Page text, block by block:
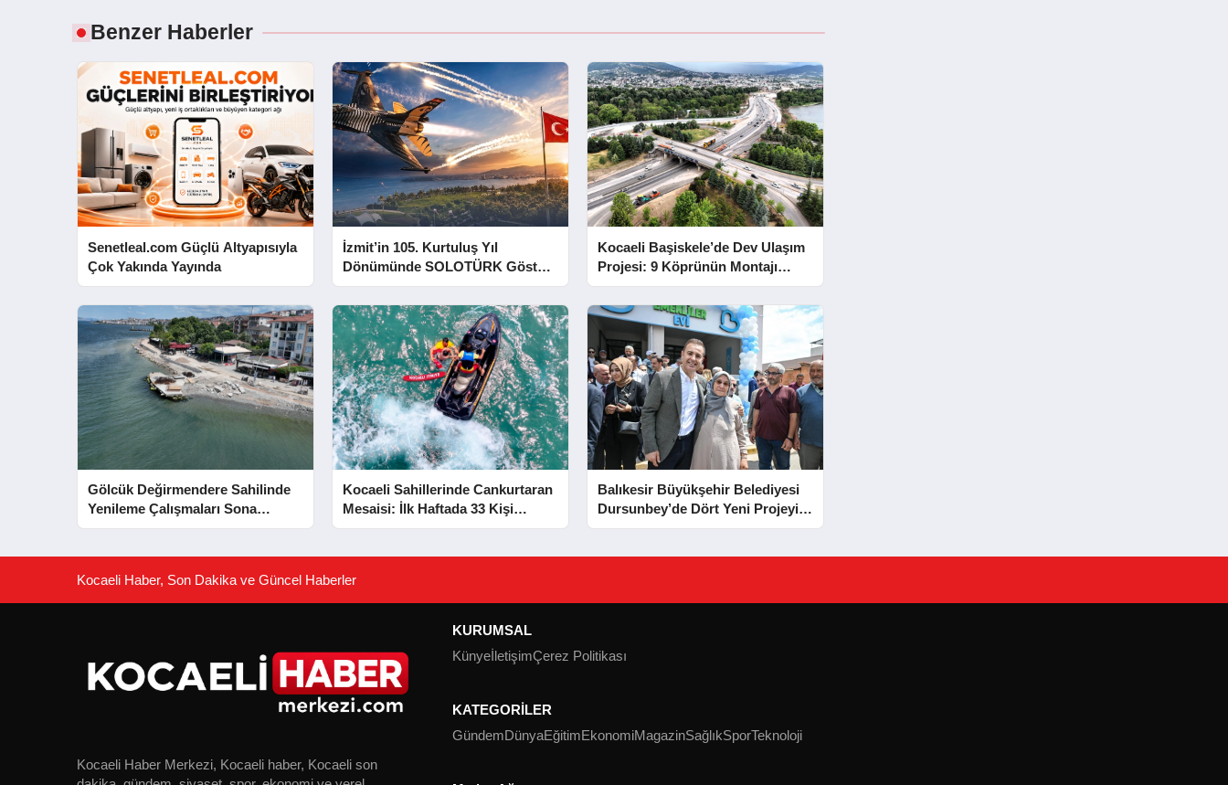
Benzer Haberler
Senetleal.com Güçlü Altyapısıyla
Çok Yakında Yayında
İzmit’in 105. Kurtuluş Yıl
Dönümünde SOLOTÜRK Gösteri
Yapacak
Kocaeli Başiskele’de Dev Ulaşım
Projesi: 9 Köprünün Montajı
Tamamlandı
Gölcük Değirmendere Sahilinde
Yenileme Çalışmaları Sona
Yaklaştı
Kocaeli Sahillerinde Cankurtaran
Mesaisi: İlk Haftada 33 Kişi
Kurtarıldı
Balıkesir Büyükşehir Belediyesi
Dursunbey’de Dört Yeni Projeyi
Hizmete Açtı
Kocaeli Haber, Son Dakika ve Güncel Haberler
Kocaeli Haber Merkezi, Kocaeli haber, Kocaeli son
KURUMSAL
KünyeİletişimÇerez Politikası
KATEGORİLER
GündemDünyaEğitimEkonomiMagazinSağlıkSporTeknoloji